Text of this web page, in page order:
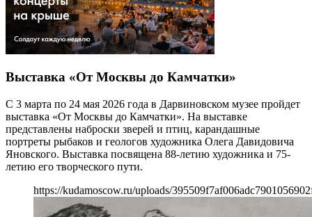
Выставка «От Москвы до Камчатки»
С 3 марта по 24 мая 2026 года в Дарвиновском музее пройдет
выставка «От Москвы до Камчатки». На выставке
представлены наброски зверей и птиц, карандашные
портреты рыбаков и геологов художника Олега Давидовича
Яновского. Выставка посвящена 88-летию художника и 75-
летию его творческого пути.
https://kudamoscow.ru/uploads/